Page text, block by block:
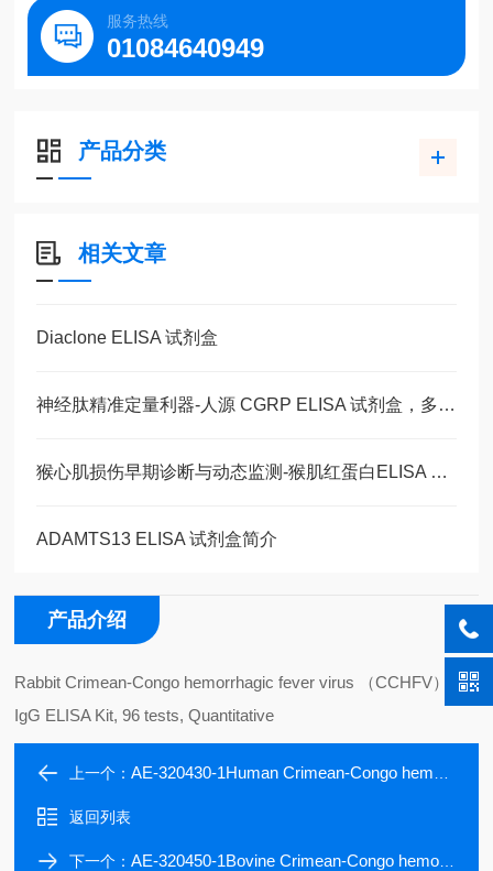
服务热线
01084640949
产品分类
相关文章
Diaclone ELISA 试剂盒
神经肽精准定量利器-人源 CGRP ELISA 试剂盒，多类型样本直接检测
猴心肌损伤早期诊断与动态监测-猴肌红蛋白ELISA 试剂盒
ADAMTS13 ELISA 试剂盒简介
产品介绍
Rabbit Crimean-Congo hemorrhagic fever virus （CCHFV）
IgG ELISA Kit, 96 tests, Quantitative
上一个：AE-320430-1Human Crimean-Congo hemorrhagic fever virus (CCHFV) IgM ELISA Kit, 96 tests, Quantitative
返回列表
下一个：AE-320450-1Bovine Crimean-Congo hemorrhagic fever virus (CCHFV) IgG ELISA Kit, 96 tests